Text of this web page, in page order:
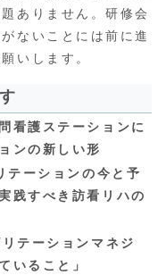
ありません。研修会
ないことには前に進
いします。
看護ステーションに
ンの新しい形
ーションの今と予
践すべき訪看リハの
テーションマネジ
いること」